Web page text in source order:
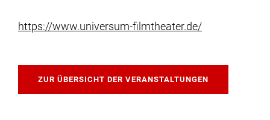
https://www.universum-filmtheater.de/
ZUR ÜBERSICHT DER VERANSTALTUNGEN